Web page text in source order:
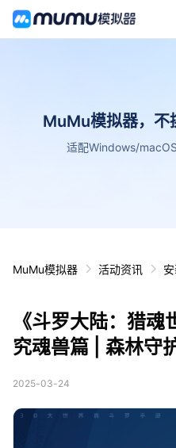
MuMu模拟器，不
适配Windows/
MuMu模拟器 活动资讯
《斗罗大陆：猎
究魂兽篇 | 森林守
2025-03-24